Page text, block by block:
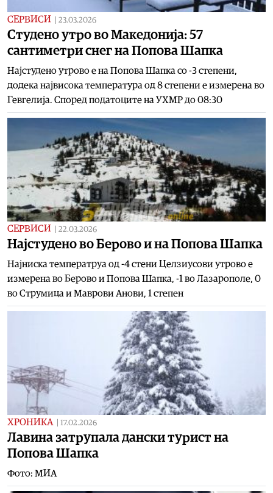
СЕРВИСИ 23.03.2026
Студено утро во Македонија: 57
сантиметри снег на Попова Шапка
Најстудено утрово е на Попова Шапка со -3 степени,
додека највисока температура од 8 степени е измерена во
Гевгелија. Според податоците на УХМР до 08:30
СЕРВИСИ 22.03.2026
Најстудено во Берово и на Попова Шапка
Најниска температруа од -4 стени Целзиусови утрово е
измерена во Берово и Попова Шапка, -1 во Лазарополе, 0
во Струмица и Mаврови Анови, 1 степен
ХРОНИКА 17.02.2026
Лавина затрупала дански турист на
Попова Шапка
Фото: МИА